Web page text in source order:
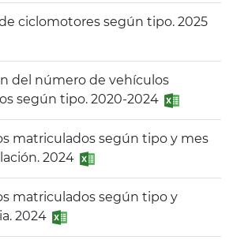
ciclomotores según tipo. 2025
del número de vehículos
según tipo. 2020-2024
matriculados según tipo y mes
2024
matriculados según tipo y
2024